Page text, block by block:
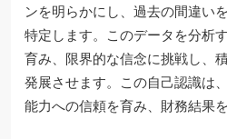
ンを明らかにし、過去の間違い
特定します。このデータを分析
育み、限界的な信念に挑戦し、
発展させます。この自己認識は
能力への信頼を育み、財務結果